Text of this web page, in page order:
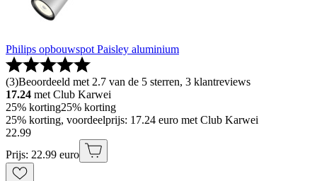
Philips opbouwspot Paisley aluminium
(3)Beoordeeld met 2.7 van de 5 sterren, 3 klantreviews
17.24 met Club Karwei
25% korting25% korting
25% korting, voordeelprijs: 17.24 euro met Club Karwei
22.99
Prijs: 22.99 euro